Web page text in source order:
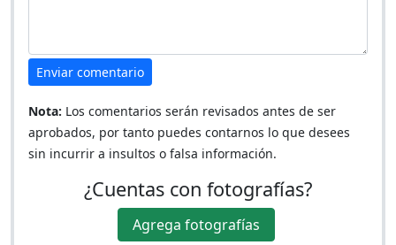
Enviar comentario
Nota: Los comentarios serán revisados antes de ser
aprobados, por tanto puedes contarnos lo que desees
sin incurrir a insultos o falsa información.
¿Cuentas con fotografías?
Agrega fotografías